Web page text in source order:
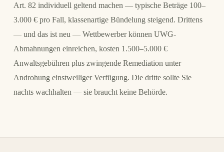
Art. 82 individuell geltend machen — typische Beträge 100–
3.000 € pro Fall, klassenartige Bündelung steigend. Drittens
— und das ist neu — Wettbewerber können UWG-
Abmahnungen einreichen, kosten 1.500–5.000 €
Anwaltsgebühren plus zwingende Remediation unter
Androhung einstweiliger Verfügung. Die dritte sollte Sie
nachts wachhalten — sie braucht keine Behörde.